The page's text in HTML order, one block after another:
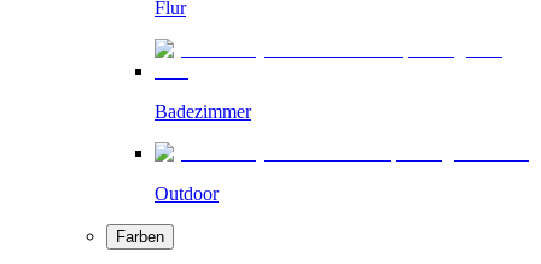
Flur
Badezimmer
Outdoor
Farben